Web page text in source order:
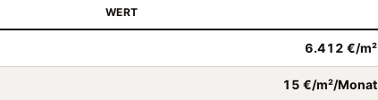
WERT
6.412 €/m²
15 €/m²/Monat